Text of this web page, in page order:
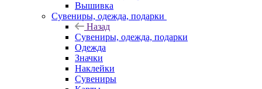
Вышивка
Сувениры, одежда, подарки
Назад
Сувениры, одежда, подарки
Одежда
Значки
Наклейки
Сувениры